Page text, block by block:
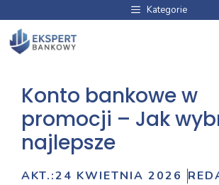
treści
Kategorie
Konto bankowe w
promocji – Jak
najlepsze
AKT.:24 KWIETNIA 2026